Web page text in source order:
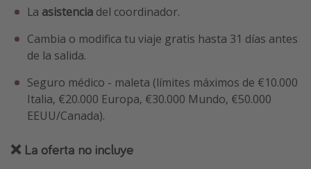
La asistencia del coordinador.
Cambia o modifica tu viaje gratis hasta 31 días antes
de la salida.
Seguro médico - maleta (límites máximos de €10.000
Italia, €20.000 Europa, €30.000 Mundo, €50.000
EEUU/Canada).
❌ La oferta no incluye